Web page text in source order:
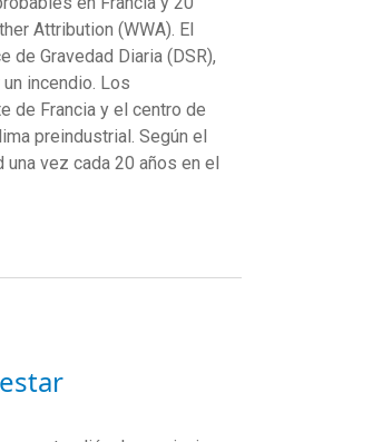
Attribution (WWA). El
Gravedad Diaria (DSR),
incendio. Los
de Francia y el centro de
preindustrial. Según el
vez cada 20 años en el